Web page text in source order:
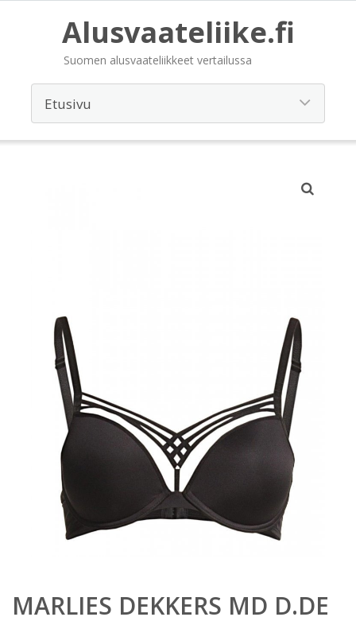
Alusvaateliike.fi
Suomen alusvaateliikkeet vertailussa
MARLIES DEKKERS MD D.DE